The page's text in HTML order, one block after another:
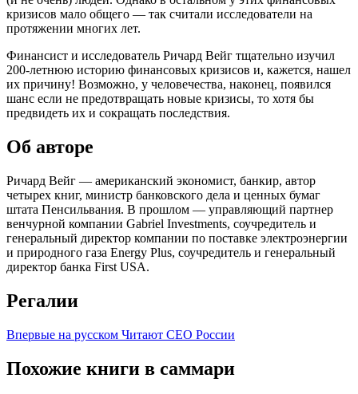
кризисов мало общего — так считали исследователи на
протяжении многих лет.
Финансист и исследователь Ричард Вейг тщательно изучил
200-летнюю историю финансовых кризисов и, кажется, нашел
их причину! Возможно, у человечества, наконец, появился
шанс если не предотвращать новые кризисы, то хотя бы
предвидеть их и сокращать последствия.
Об авторе
Ричард Вейг — американский экономист, банкир, автор
четырех книг, министр банковского дела и ценных бумаг
штата Пенсильвания. В прошлом — управляющий партнер
венчурной компании Gabriel Investments, соучредитель и
генеральный директор компании по поставке электроэнергии
и природного газа Energy Plus, соучредитель и генеральный
директор банка First USA.
Регалии
Впервые на русском Читают CEO России
Похожие книги в саммари